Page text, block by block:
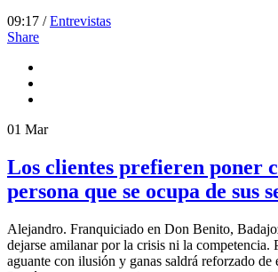
09:17 /Entrevistas
Share
01 Mar
Los clientes prefieren poner
persona que se ocupa de sus
Alejandro. Franquiciado en Don Benito,
dejarse amilanar por la crisis ni la competencia.
aguante con ilusión y ganas saldrá reforzado de